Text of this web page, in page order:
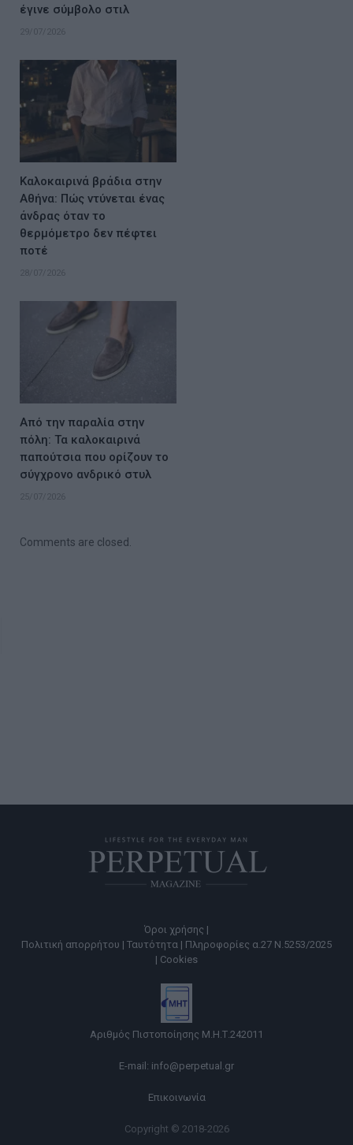
έγινε σύμβολο στιλ
29/07/2026
Καλοκαιρινά βράδια στην
Αθήνα: Πώς ντύνεται ένας
άνδρας όταν το
θερμόμετρο δεν πέφτει
ποτέ
28/07/2026
Από την παραλία στην
πόλη: Τα καλοκαιρινά
παπούτσια που ορίζουν το
σύγχρονο ανδρικό στυλ
25/07/2026
Comments are closed.
Όροι χρήσης |
Πολιτική απορρήτου | Ταυτότητα | Πληροφορίες α.27 Ν.5253/2025
| Cookies
Αριθμός Πιστοποίησης Μ.Η.Τ.242011
E-mail: info@perpetual.gr
Επικοινωνία
Copyright © 2018-2026